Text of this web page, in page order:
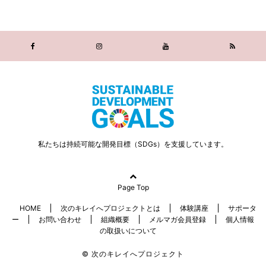
私たちは持続可能な開発目標（SDGs）を支援しています。
Page Top
HOME 次のキレイへプロジェクトとは 体験講座
サポータ
ー
お問い合わせ 組織概要 メルマガ会員登録
個人情報
の取扱いについて
© 次のキレイへプロジェクト